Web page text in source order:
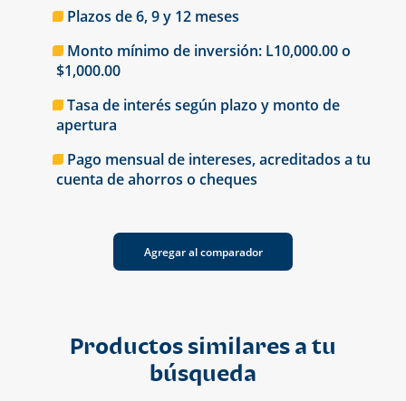
Plazos de 6, 9 y 12 meses
Monto mínimo de inversión: L10,000.00 o
$1,000.00
Tasa de interés según plazo y monto de
apertura
Pago mensual de intereses, acreditados a tu
cuenta de ahorros o cheques
Agregar al comparador
Productos similares a tu
búsqueda